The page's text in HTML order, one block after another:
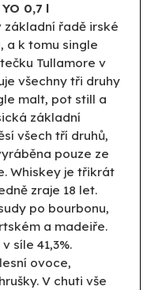
0,7 l
základní řadě irské
a k tomu single
Tullamore v
všechny tři druhy
malt, pot still a
základní
všech tří druhů,
pouze ze
Whiskey je třikrát
zraje 18 let.
po bourbonu,
a madeiře.
síle 41,3%.
ovoce,
V chuti vše